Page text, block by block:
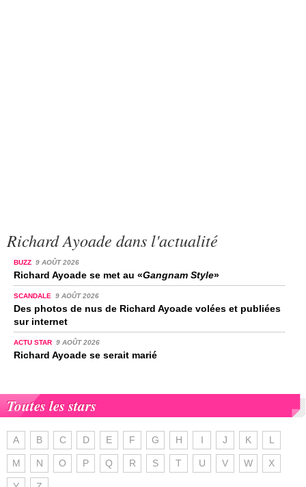
Richard Ayoade dans l'actualité
BUZZ 9 AOÛT 2026
Richard Ayoade se met au «Gangnam Style»
SCANDALE 9 AOÛT 2026
Des photos de nus de Richard Ayoade volées et publiées
sur internet
ACTU STAR 9 AOÛT 2026
Richard Ayoade se serait marié
Toutes les stars
A B C D E F G H I J K L
M N O P Q R S T U V W X